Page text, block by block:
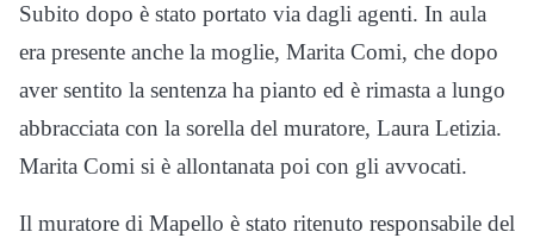
Subito dopo è stato portato via dagli agenti. In aula
era presente anche la moglie, Marita Comi, che dopo
aver sentito la sentenza ha pianto ed è rimasta a lungo
abbracciata con la sorella del muratore, Laura Letizia.
Marita Comi si è allontanata poi con gli avvocati.
Il muratore di Mapello è stato ritenuto responsabile del